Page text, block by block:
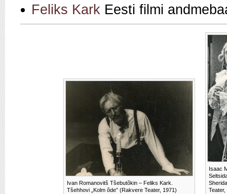
Feliks Kark Eesti filmi
Ivan Romanovitš Tšebutõkin – Feliks Kark.
Tšehhovi „Kolm õde” (Rakvere Teater, 1971)
Isaac
Teater,